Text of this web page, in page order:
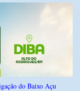
O levantamento
e nível de
2026
do Baixo Açu